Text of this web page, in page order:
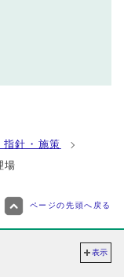
指針・施策
場
ページの先頭へ戻る
表示